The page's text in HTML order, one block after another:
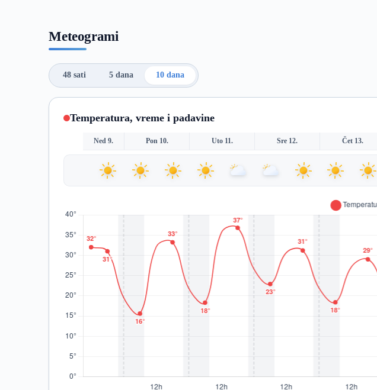
Meteogrami
48 sati 5 dana 10 dana
Temperatura, vreme i padavine
Ned 9. Pon 10. Uto 11. Sre 12. Čet 13.